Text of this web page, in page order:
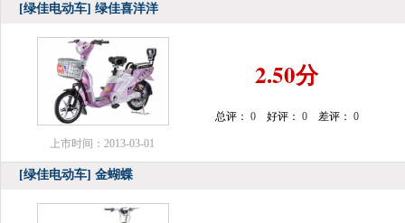
[绿佳电动车] 绿佳喜洋洋
上市时间：2013-03-01
2.50分
总评： 0 好评： 0 差评： 0
[绿佳电动车] 金蝴蝶